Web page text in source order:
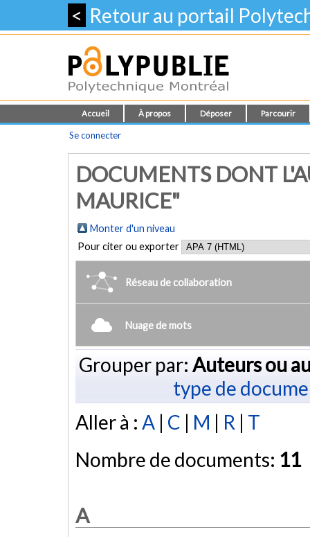
< Retour au portail
Accueil À propos Déposer Parcourir
Se connecter
DOCUMENTS DONT
MAURICE"
Monter d'un niveau
Pour citer ou exporter
Réseau de collaboration
Nuage de mots
Grouper par: Auteurs ou
type de
Aller à : A | C | M | R | T
Nombre de documents: 11
A